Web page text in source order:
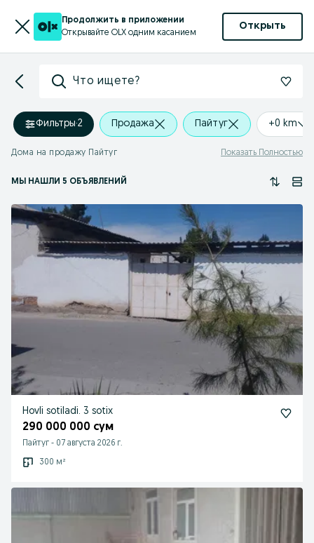
Продолжить в приложении
Открывайте OLX одним касанием
Открыть
Что ищете?
Фильтры·2 Продажа Пайтуг +0 km
Дома на продажу Пайтуг Показать Полностью
МЫ НАШЛИ 5 ОБЪЯВЛЕНИЙ
Hovli sotiladi. 3 sotix
290 000 000 сум
Пайтуг - 07 августа 2026 г.
300 м²